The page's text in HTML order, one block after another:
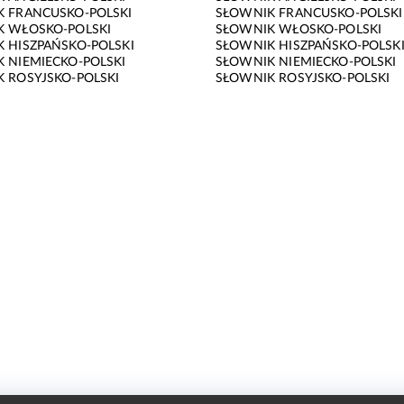
FRANCUSKO-POLSKI
WŁOSKO-POLSKI
HISZPAŃSKO-POLSKI
NIEMIECKO-POLSKI
ROSYJSKO-POLSKI
SŁOWNIK FRANCUSKO-POLSKI
SŁOWNIK WŁOSKO-POLSKI
SŁOWNIK HISZPAŃSKO-POLSKI
SŁOWNIK NIEMIECKO-POLSKI
SŁOWNIK ROSYJSKO-POLSKI